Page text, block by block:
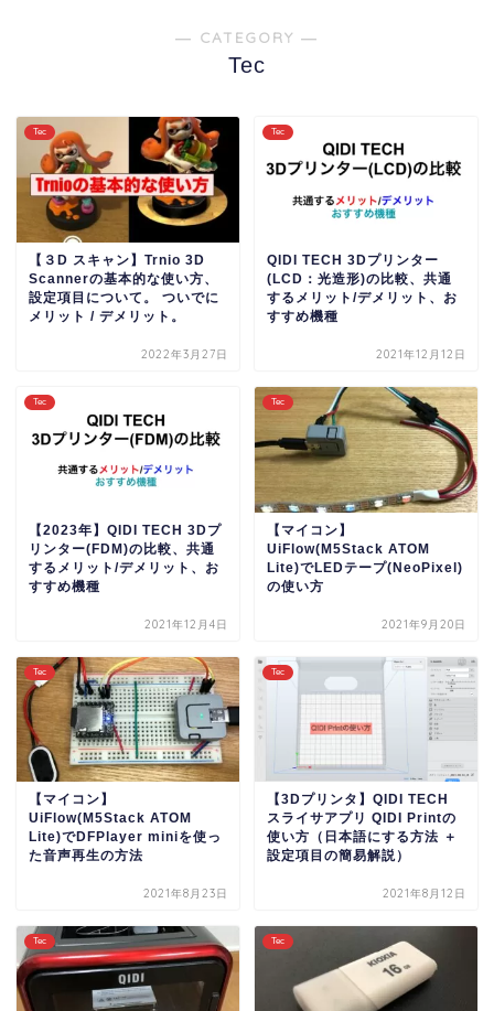
― CATEGORY ―
Tec
Tec
【３D スキャン】Trnio 3D
Scannerの基本的な使い方、
設定項目について。 ついでに
メリット / デメリット。
2022年3月27日
Tec
QIDI TECH 3Dプリンター
(LCD：光造形)の比較、共通
するメリット/デメリット、お
すすめ機種
2021年12月12日
Tec
【2023年】QIDI TECH 3Dプ
リンター(FDM)の比較、共通
するメリット/デメリット、お
すすめ機種
2021年12月4日
Tec
【マイコン】
UiFlow(M5Stack ATOM
Lite)でLEDテープ(NeoPixel)
の使い方
2021年9月20日
Tec
【マイコン】
UiFlow(M5Stack ATOM
Lite)でDFPlayer miniを使っ
た音声再生の方法
2021年8月23日
Tec
【3Dプリンタ】QIDI TECH
スライサアプリ QIDI Printの
使い方（日本語にする方法 ＋
設定項目の簡易解説）
2021年8月12日
Tec Tec